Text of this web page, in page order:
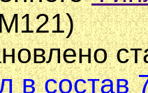
в состав